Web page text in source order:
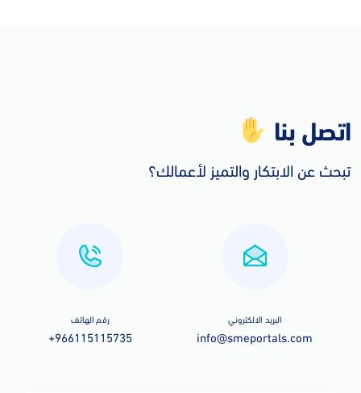
اتصل بنا
تبحث عن الابتكار والتميز لأعمالك؟
البريد الالكتروني
info@smeportals.com
رقم الهاتف
+966115115735